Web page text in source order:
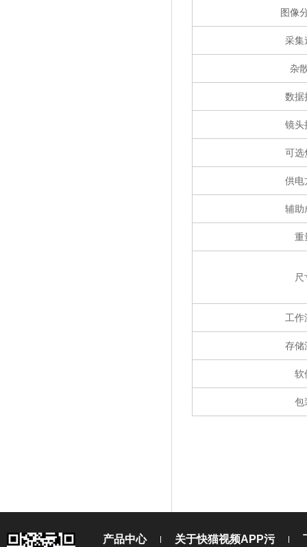
图像
采集
杂
数据
镜头
可选
供电
辅助
重
尺
工作
存储
软
包
产品中心 关于快猫视频APP污